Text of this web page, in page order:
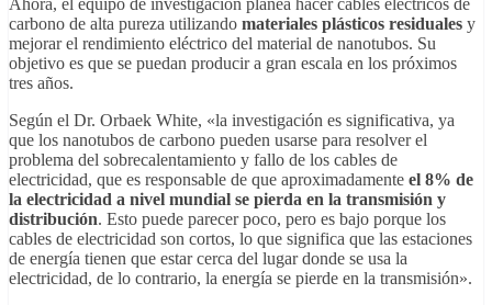
Ahora, el equipo de investigación planea hacer cables eléctricos de
carbono de alta pureza utilizando materiales plásticos residuales y
mejorar el rendimiento eléctrico del material de nanotubos. Su
objetivo es que se puedan producir a gran escala en los próximos
tres años.
Según el Dr. Orbaek White, «la investigación es significativa, ya
que los nanotubos de carbono pueden usarse para resolver el
problema del sobrecalentamiento y fallo de los cables de
electricidad, que es responsable de que aproximadamente el 8% de
la electricidad a nivel mundial se pierda en la transmisión y
distribución. Esto puede parecer poco, pero es bajo porque los
cables de electricidad son cortos, lo que significa que las estaciones
de energía tienen que estar cerca del lugar donde se usa la
electricidad, de lo contrario, la energía se pierde en la transmisión».